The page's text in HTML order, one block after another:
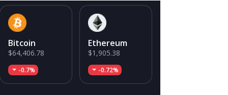
Bitcoin
$64,406.78
-0.7%
Ethereum
$1,905.38
-0.72%